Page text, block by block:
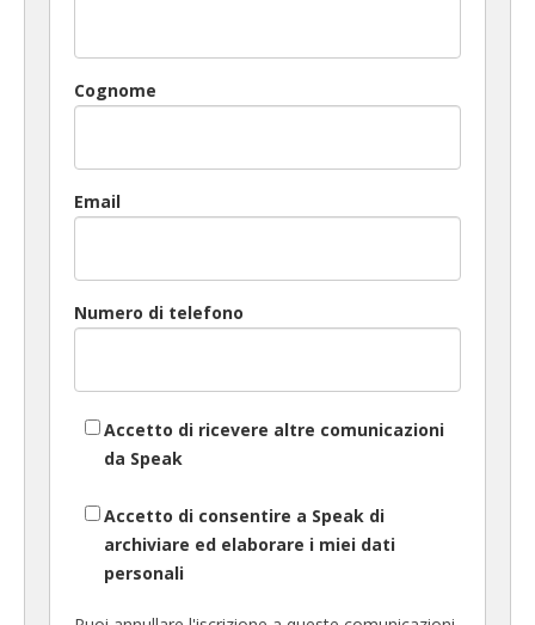
Cognome
Email
Numero di telefono
Accetto di ricevere altre comunicazioni
da Speak
Accetto di consentire a Speak di
archiviare ed elaborare i miei dati
personali